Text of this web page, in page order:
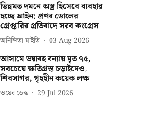
ভিন্নমত দমনে অস্ত্র হিসেবে ব্যবহার
হচ্ছে আইন; প্রণব ডোলের
গ্রেপ্তারির প্রতিবাদে সরব কংগ্রেস
অনিন্দিতা মাইতি 03 Aug 2026
আসামে ভয়াবহ বন্যায় মৃত ৭৫,
সবচেয়ে ক্ষতিগ্রস্ত চড়াইদেও,
শিবসাগর, গৃহহীন কয়েক লক্ষ
ওয়েব ডেস্ক 29 Jul 2026